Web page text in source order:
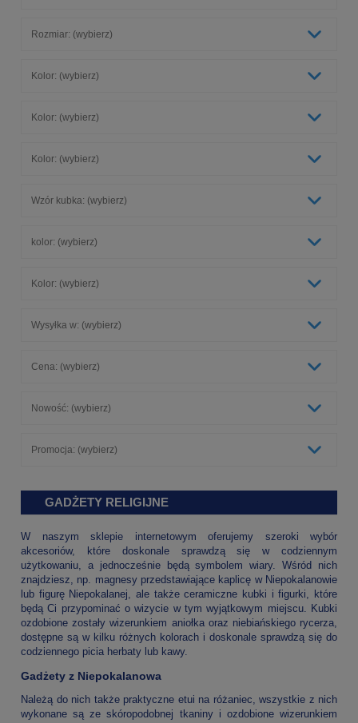
Rozmiar: (wybierz)
Kolor: (wybierz)
Kolor: (wybierz)
Kolor: (wybierz)
Wzór kubka: (wybierz)
kolor: (wybierz)
Kolor: (wybierz)
Wysyłka w: (wybierz)
Cena: (wybierz)
Nowość: (wybierz)
Promocja: (wybierz)
GADŻETY RELIGIJNE
W naszym sklepie internetowym oferujemy szeroki wybór
akcesoriów, które doskonale sprawdzą się w codziennym
użytkowaniu, a jednocześnie będą symbolem wiary. Wśród nich
znajdziesz, np. magnesy przedstawiające kaplicę w Niepokalanowie
lub figurę Niepokalanej, ale także ceramiczne kubki i figurki, które
będą Ci przypominać o wizycie w tym wyjątkowym miejscu. Kubki
ozdobione zostały wizerunkiem aniołka oraz niebiańskiego rycerza,
dostępne są w kilku różnych kolorach i doskonale sprawdzą się do
codziennego picia herbaty lub kawy.
Gadżety z Niepokalanowa
Należą do nich także praktyczne etui na różaniec, wszystkie z nich
wykonane są ze skóropodobnej tkaniny i ozdobione wizerunkiem